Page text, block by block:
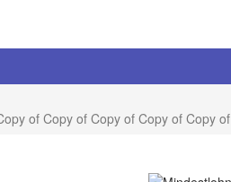
of Copy of Copy of Copy of Copy of